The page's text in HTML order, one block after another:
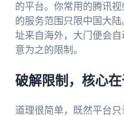
的平台。你常用的腾讯
的服务范围只限中国大
址来自海外，大门便会
意为之的限制。
破解限制，核心
道理很简单，既然平台